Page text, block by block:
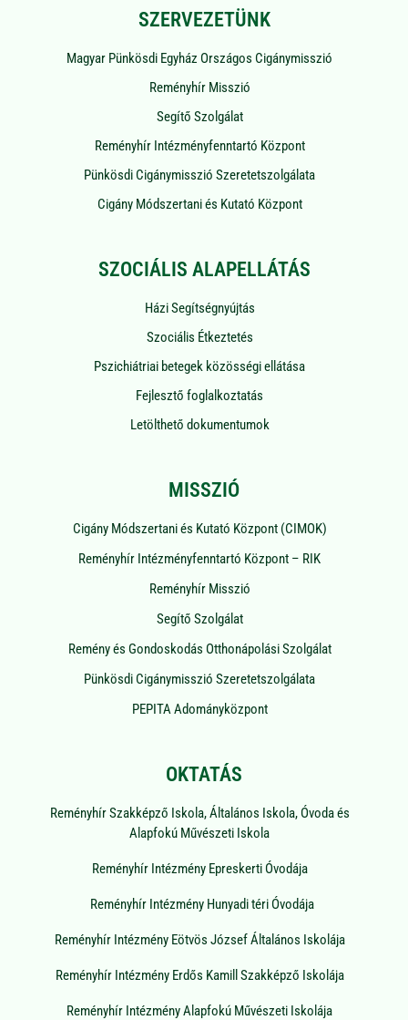
SZERVEZETÜNK
Magyar Pünkösdi Egyház Országos Cigánymisszió
Reményhír Misszió
Segítő Szolgálat
Reményhír Intézményfenntartó Központ
Pünkösdi Cigánymisszió Szeretetszolgálata
Cigány Módszertani és Kutató Központ
SZOCIÁLIS ALAPELLÁTÁS
Házi Segítségnyújtás
Szociális Étkeztetés
Pszichiátriai betegek közösségi ellátása
Fejlesztő foglalkoztatás
Letölthető dokumentumok
MISSZIÓ
Cigány Módszertani és Kutató Központ (CIMOK)
Reményhír Intézményfenntartó Központ – RIK
Reményhír Misszió
Segítő Szolgálat
Remény és Gondoskodás Otthonápolási Szolgálat
Pünkösdi Cigánymisszió Szeretetszolgálata
PEPITA Adományközpont
OKTATÁS
Reményhír Szakképző Iskola, Általános Iskola, Óvoda és
Alapfokú Művészeti Iskola
Reményhír Intézmény Epreskerti Óvodája
Reményhír Intézmény Hunyadi téri Óvodája
Reményhír Intézmény Eötvös József Általános Iskolája
Reményhír Intézmény Erdős Kamill Szakképző Iskolája
Reményhír Intézmény Alapfokú Művészeti Iskolája